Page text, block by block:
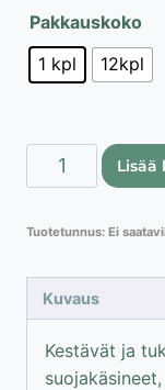
Pakkauskoko
1 kpl
12kpl
Lahti
Pro
suojakäsineet,
määrä
Lisää
Tuotetunnus: Ei
Kuvaus
Kestävät ja